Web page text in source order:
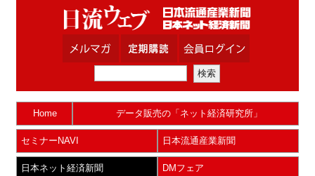
Home データ販売の「ネット経済研究所」
セミナーNAVI 日本流通産業新聞
日本ネット経済新聞 DMフェア